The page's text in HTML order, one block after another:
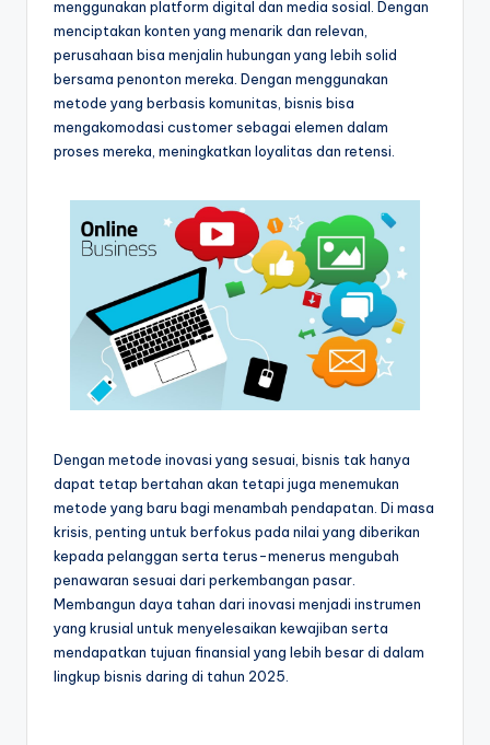
menggunakan platform digital dan media sosial. Dengan
menciptakan konten yang menarik dan relevan,
perusahaan bisa menjalin hubungan yang lebih solid
bersama penonton mereka. Dengan menggunakan
metode yang berbasis komunitas, bisnis bisa
mengakomodasi customer sebagai elemen dalam
proses mereka, meningkatkan loyalitas dan retensi.
Dengan metode inovasi yang sesuai, bisnis tak hanya
dapat tetap bertahan akan tetapi juga menemukan
metode yang baru bagi menambah pendapatan. Di masa
krisis, penting untuk berfokus pada nilai yang diberikan
kepada pelanggan serta terus-menerus mengubah
penawaran sesuai dari perkembangan pasar.
Membangun daya tahan dari inovasi menjadi instrumen
yang krusial untuk menyelesaikan kewajiban serta
mendapatkan tujuan finansial yang lebih besar di dalam
lingkup bisnis daring di tahun 2025.